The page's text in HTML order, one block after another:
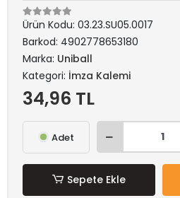
Ürün Kodu: 03.23.SU05.0017
Barkod: 4902778653180
Marka: Uniball
Kategori: İmza Kalemi
34,96 TL
Adet
Sepete Ekle